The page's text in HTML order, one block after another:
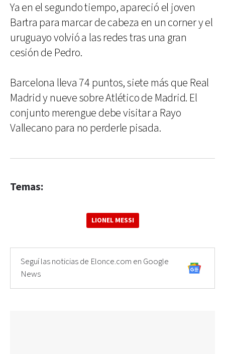
Ya en el segundo tiempo, apareció el joven
Bartra para marcar de cabeza en un corner y el
uruguayo volvió a las redes tras una gran
cesión de Pedro.
Barcelona lleva 74 puntos, siete más que Real
Madrid y nueve sobre Atlético de Madrid. El
conjunto merengue debe visitar a Rayo
Vallecano para no perderle pisada.
Temas:
LIONEL MESSI
Seguí las noticias de Elonce.com en Google
News